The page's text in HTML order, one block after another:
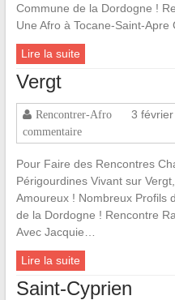
Commune de la Dordogne !
Une Afro à Tocane-Saint-Apre
Lire la suite
Vergt
Rencontrer-Afro 3
commentaire
Pour Faire des Rencontres
Périgourdines Vivant sur
Amoureux ! Nombreux Profils
de la Dordogne ! Rencontre
Avec Jacquie…
Lire la suite
Saint-Cyprien